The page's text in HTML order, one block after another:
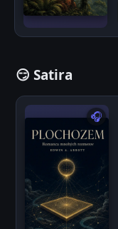
😏 Satira
🎧